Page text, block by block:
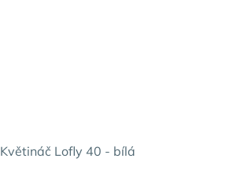
Květináč Lofly 40 - bílá